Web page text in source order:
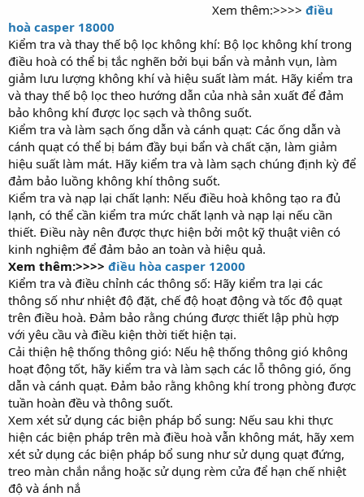
Xem thêm:>>>> điều
hoà casper 18000
Kiểm tra và thay thế bộ lọc không khí: Bộ lọc không khí trong
điều hoà có thể bị tắc nghẽn bởi bụi bẩn và mảnh vụn, làm
giảm lưu lượng không khí và hiệu suất làm mát. Hãy kiểm tra
và thay thế bộ lọc theo hướng dẫn của nhà sản xuất để đảm
bảo không khí được lọc sạch và thông suốt.
Kiểm tra và làm sạch ống dẫn và cánh quạt: Các ống dẫn và
cánh quạt có thể bị bám đầy bụi bẩn và chất cặn, làm giảm
hiệu suất làm mát. Hãy kiểm tra và làm sạch chúng định kỳ để
đảm bảo luồng không khí thông suốt.
Kiểm tra và nạp lại chất lạnh: Nếu điều hoà không tạo ra đủ
lạnh, có thể cần kiểm tra mức chất lạnh và nạp lại nếu cần
thiết. Điều này nên được thực hiện bởi một kỹ thuật viên có
kinh nghiệm để đảm bảo an toàn và hiệu quả.
Xem thêm:>>>> điều hòa casper 12000
Kiểm tra và điều chỉnh các thông số: Hãy kiểm tra lại các
thông số như nhiệt độ đặt, chế độ hoạt động và tốc độ quạt
trên điều hoà. Đảm bảo rằng chúng được thiết lập phù hợp
với yêu cầu và điều kiện thời tiết hiện tại.
Cải thiện hệ thống thông gió: Nếu hệ thống thông gió không
hoạt động tốt, hãy kiểm tra và làm sạch các lỗ thông gió, ống
dẫn và cánh quạt. Đảm bảo rằng không khí trong phòng được
tuần hoàn đều và thông suốt.
Xem xét sử dụng các biện pháp bổ sung: Nếu sau khi thực
hiện các biện pháp trên mà điều hoà vẫn không mát, hãy xem
xét sử dụng các biện pháp bổ sung như sử dụng quạt đứng,
treo màn chắn nắng hoặc sử dụng rèm cửa để hạn chế nhiệt
độ và ánh nắ